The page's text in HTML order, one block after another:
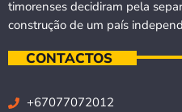
timorenses decidiram pela
construção de um país
CONTACTOS
+67077072012